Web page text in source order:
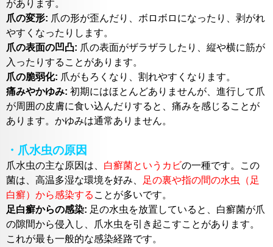
があります。
爪の変形: 爪の形が歪んだり、ボロボロになったり、剥がれ
やすくなったりします。
爪の表面の凹凸: 爪の表面がザラザラしたり、縦や横に筋が
入ったりすることがあります。
爪の脆弱化: 爪がもろくなり、割れやすくなります。
痛みやかゆみ: 初期にはほとんどありませんが、進行して爪
が周囲の皮膚に食い込んだりすると、痛みを感じることが
あります。かゆみは通常ありません。
・爪水虫の原因
爪水虫の主な原因は、 白癬菌というカビの一種です。この
菌は、高温多湿な環境を好み、
足の裏や指の間の水虫（足
白癬）から感染する ことが多いです。
足白癬からの感染: 足の水虫を放置していると、白癬菌が爪
の隙間から侵入し、爪水虫を引き起こすことがあります。
これが最も一般的な感染経路です。